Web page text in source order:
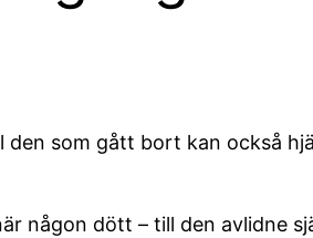
den som gått bort kan också
någon dött – till den avlidne